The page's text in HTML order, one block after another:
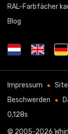
RAL-Farbfächer
Blog
Impressum
Beschwerden
0,128s
© 2005-2026